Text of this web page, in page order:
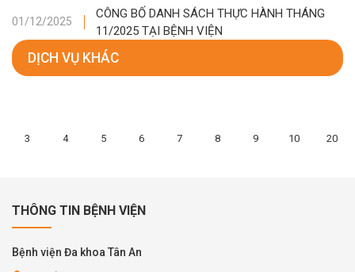
01/12/2025
CÔNG BỐ DANH SÁCH THỰC HÀNH THÁNG
11/2025 TẠI BỆNH VIỆN
DỊCH VỤ KHÁC
3 4 5 6 7 8 9 10 20
THÔNG TIN BỆNH VIỆN
Bệnh viện Đa khoa Tân An